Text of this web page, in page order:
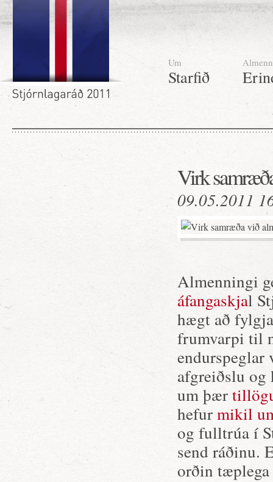
Um
Starfið
Almenn
Virk
09.05.2011
Almenningi
áfangaskjal
hægt að
frumvarpi til
afgreiðslu og
um þær
hefurmikil
og fulltrúa í
send ráðinu.
orðin